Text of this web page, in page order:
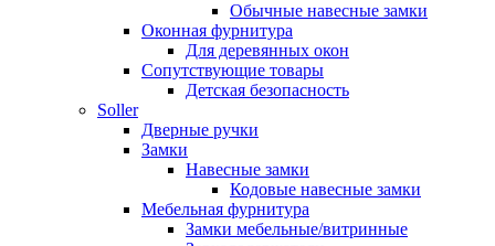
Обычные навесные замки
Оконная фурнитура
Для деревянных окон
Сопутствующие товары
Детская безопасность
Soller
Дверные ручки
Замки
Навесные замки
Кодовые навесные замки
Мебельная фурнитура
Замки мебельные/витринные